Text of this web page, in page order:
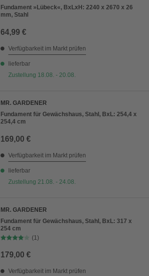
Fundament »Lübeck«, BxLxH: 2240 x 2670 x 26
mm, Stahl
64,99 €
Verfügbarkeit im Markt prüfen
lieferbar
Zustellung 18.08. - 20.08.
MR. GARDENER
Fundament für Gewächshaus, Stahl, BxL: 254,4 x
254,4 cm
169,00 €
Verfügbarkeit im Markt prüfen
lieferbar
Zustellung 21.08. - 24.08.
MR. GARDENER
Fundament für Gewächshaus, Stahl, BxL: 317 x
254 cm
(1)
179,00 €
Verfügbarkeit im Markt prüfen